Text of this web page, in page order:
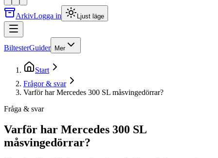
ArkivLogga in Ljust läge
BiltesterGuider Mer
Start
Frågor & svar
Varför har Mercedes 300 SL måsvingedörrar?
Fråga & svar
Varför har Mercedes 300 SL
måsvingedörrar?